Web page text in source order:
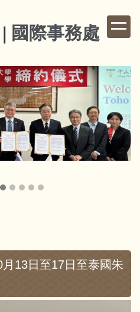
國際事務處
月13日至17日至泰國朱